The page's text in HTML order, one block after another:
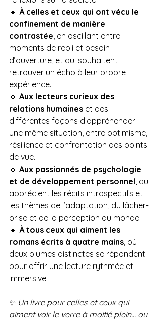
🔹 À celles et ceux qui ont vécu le
confinement de manière
contrastée, en oscillant entre
moments de repli et besoin
d’ouverture, et qui souhaitent
retrouver un écho à leur propre
expérience.
🔹 Aux lecteurs curieux des
relations humaines et des
différentes façons d’appréhender
une même situation, entre optimisme,
résilience et confrontation des points
de vue.
🔹 Aux passionnés de psychologie
et de développement personnel, qui
apprécient les récits introspectifs et
les thèmes de l’adaptation, du lâcher-
prise et de la perception du monde.
🔹 À tous ceux qui aiment les
romans écrits à quatre mains, où
deux plumes distinctes se répondent
pour offrir une lecture rythmée et
immersive.
✨ Un livre pour celles et ceux qui
aiment voir le verre à moitié plein… ou